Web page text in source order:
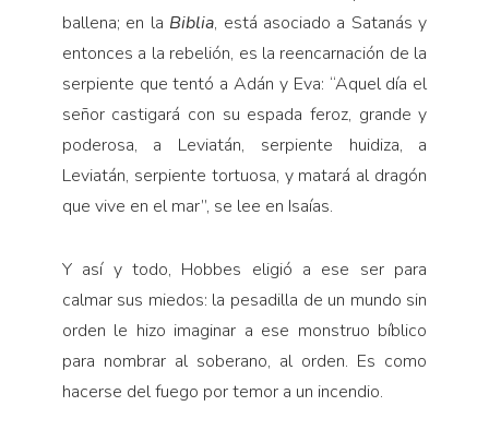
ballena; en la Biblia, está asociado a Satanás y
entonces a la rebelión, es la reencarnación de la
serpiente que tentó a Adán y Eva: “Aquel día el
señor castigará con su espada feroz, grande y
poderosa, a Leviatán, serpiente huidiza, a
Leviatán, serpiente tortuosa, y matará al dragón
que vive en el mar”, se lee en Isaías.
Y así y todo, Hobbes eligió a ese ser para
calmar sus miedos: la pesadilla de un mundo sin
orden le hizo imaginar a ese monstruo bíblico
para nombrar al soberano, al orden. Es como
hacerse del fuego por temor a un incendio.